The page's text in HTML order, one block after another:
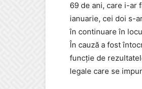
69 de ani, care i-ar
ianuarie, cei doi s-
în continuare în
În cauză a fost
funcție de
legale care se